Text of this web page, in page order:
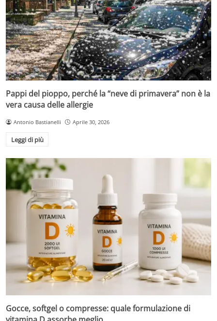
Pappi del pioppo, perché la “neve di primavera” non è la
vera causa delle allergie
Antonio Bastianelli Aprile 30, 2026
Leggi di più
Gocce, softgel o compresse: quale formulazione di